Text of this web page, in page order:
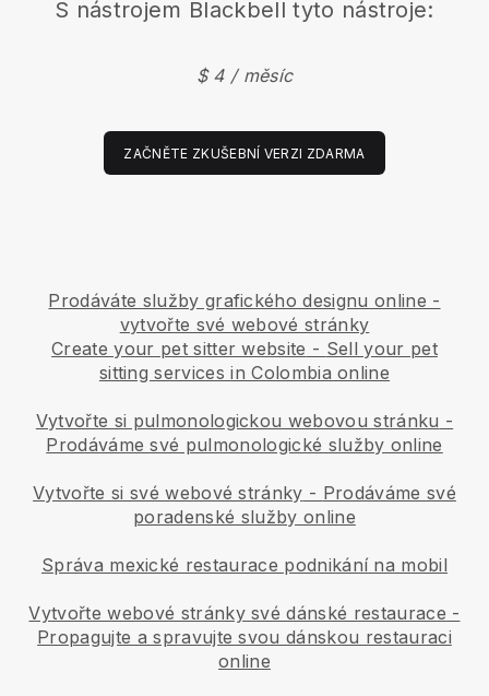
S nástrojem Blackbell tyto nástroje:
$ 4 / měsíc
ZAČNĚTE ZKUŠEBNÍ VERZI ZDARMA
Prodáváte služby grafického designu online -
vytvořte své webové stránky
Create your pet sitter website - Sell your pet
sitting services in Colombia online
Vytvořte si pulmonologickou webovou stránku -
Prodáváme své pulmonologické služby online
Vytvořte si své webové stránky - Prodáváme své
poradenské služby online
Správa mexické restaurace podnikání na mobil
Vytvořte webové stránky své dánské restaurace -
Propagujte a spravujte svou dánskou restauraci
online